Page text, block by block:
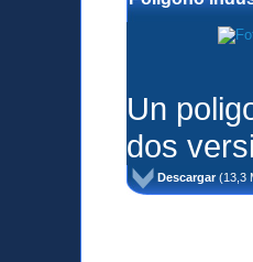
Un
dos
Descargar(13,3